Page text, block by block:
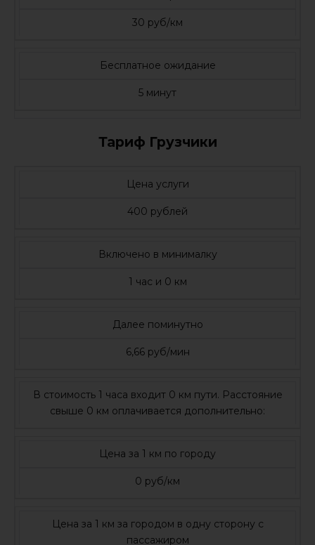
30 руб/км
Бесплатное ожидание
5 минут
Тариф Грузчики
Цена услуги
400 рублей
Включено в минималку
1 час и 0 км
Далее поминутно
6,66 руб/мин
В стоимость 1 часа входит 0 км пути. Расстояние
свыше 0 км оплачивается дополнительно:
Цена за 1 км по городу
0 руб/км
Цена за 1 км за городом в одну сторону с
пассажиром